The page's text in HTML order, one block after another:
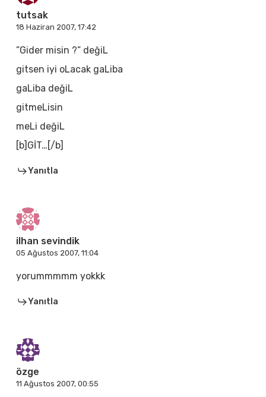
tutsak
18 Haziran 2007, 17:42
”Gider misin ?” değiL
gitsen iyi oLacak gaLiba
gaLiba değiL
gitmeLisin
meLi değiL
[b]GİT…[/b]
Yanıtla
ilhan sevindik
05 Ağustos 2007, 11:04
yorummmmm yokkk
Yanıtla
özge
11 Ağustos 2007, 00:55